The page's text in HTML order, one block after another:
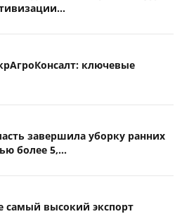
ключевые
завершила уборку ранних
более 5,...
самый высокий экспорт